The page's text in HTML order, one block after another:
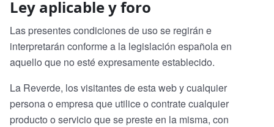
Ley aplicable y foro
Las presentes condiciones de uso se regirán e
interpretarán conforme a la legislación española en
aquello que no esté expresamente establecido.
La Reverde, los visitantes de esta web y cualquier
persona o empresa que utilice o contrate cualquier
producto o servicio que se preste en la misma, con